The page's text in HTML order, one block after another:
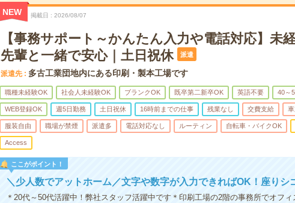
NEW 掲載日 2026/08/07
【事務サポート～かんたん入力や電話対応】未経
先輩と一緒で安心｜土日祝休
派遣
派遣先 多古工業団地内にある印刷・製本工場です
職種未経験OK 社会人未経験OK ブランクOK 既卒第二新卒OK 英語不要 40～
WEB登録OK 週5日勤務 土日祝休 16時前までの仕事 残業なし 交費支給
服装自由 職場が禁煙 派遣多 電話対応なし ルーティン 自転車・バイクOK
Access
ここがポイント！
＼少人数でアットホーム／文字や数字が入力できればOK！座りシ
＊20代～50代活躍中！弊社スタッフ活躍中です＊印刷工場の2階の事務所でオフ